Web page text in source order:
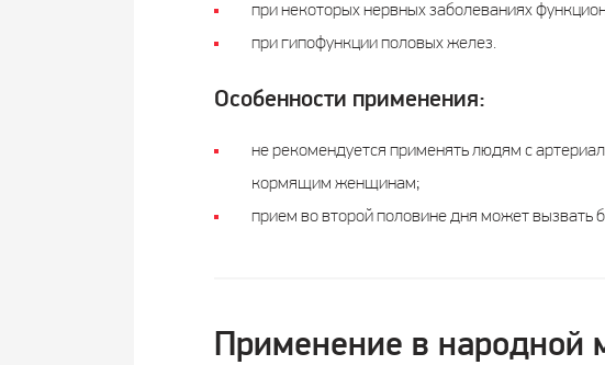
при некоторых нервных заболеваниях
при гипофункции половых желез.
Особенности применения:
не рекомендуется применять людям с
кормящим женщинам;
прием во второй половине дня может вызвать
Применение в народной